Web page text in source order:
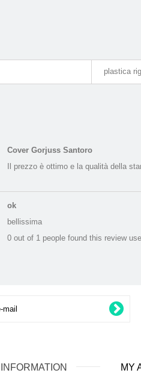
plastica
Cover Gorjuss Santoro
Il prezzo è ottimo e la qualità della
ok
bellissima
0 out of 1 people found this review
INFORMATION MY